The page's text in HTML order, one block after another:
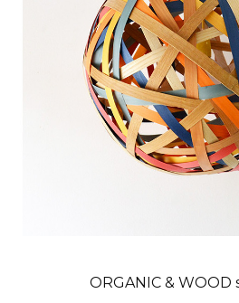
ORGANIC & WOOD